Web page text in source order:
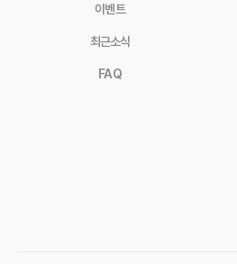
이벤트
최근소식
FAQ